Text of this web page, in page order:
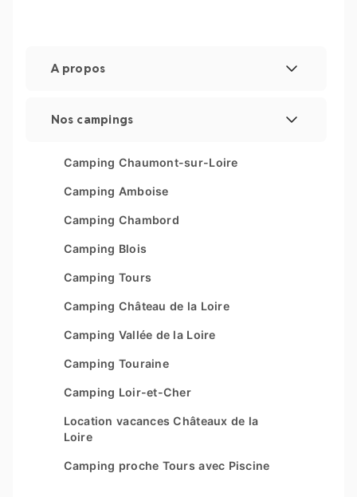
A propos
Plan du site
Nos campings
Les Couleurs de la Coubre
Parc Sainte Brigitte
Parc du Val de Loire
Le Moténo
Le Domaine de Drancourt
Le Logis
Camping Chaumont-sur-Loire
Camping Amboise
Camping Chambord
Camping Blois
Camping Tours
Camping Château de la Loire
Camping Vallée de la Loire
Camping Touraine
Camping Loir-et-Cher
Location vacances Châteaux de la
Loire
Camping proche Tours avec Piscine